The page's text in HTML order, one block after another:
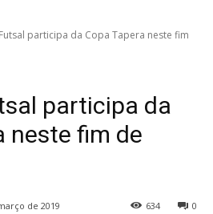
participa da Copa Tapera neste fim
participa da
neste fim de
de 2019 0
634